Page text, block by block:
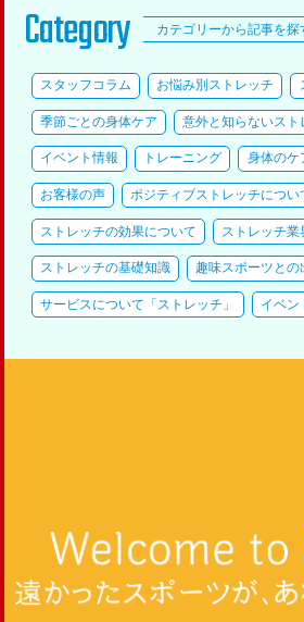
Category カテゴリーから記事を探
スタッフコラム お悩み別ストレッチ
季節ごとの身体ケア 意外と知らないスト
イベント情報 トレーニング 身体のケ
お客様の声 ポジティブストレッチについ
ストレッチの効果について ストレッチ業
ストレッチの基礎知識 趣味スポーツとの
サービスについて「ストレッチ」 イベン